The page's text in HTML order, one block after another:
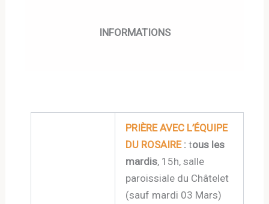
INFORMATIONS
PRIÈRE AVEC L’ÉQUIPE
DU ROSAIRE: tous les
mardis, 15h, salle
paroissiale du Châtelet
(sauf mardi 03 Mars)